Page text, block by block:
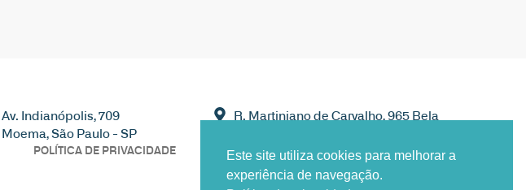
R. Martiniano de Carvalho, 965 Bela
Av. Indianópolis, 709
Moema, São Paulo - SP
POLÍTICA DE PRIVACIDADE
Este site utiliza cookies para melhorar a
experiência de navegação.